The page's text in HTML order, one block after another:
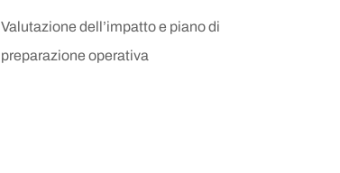
Valutazione dell’impatto e piano di
preparazione operativa